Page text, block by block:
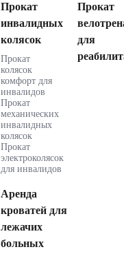
Прокат
инвалидных
колясок
Прокат
колясок
комфорт для
инвалидов
Прокат
механических
инвалидных
колясок
Прокат
электроколясок
для инвалидов
Прокат
для
Аренда
кроватей для
лежачих
больных